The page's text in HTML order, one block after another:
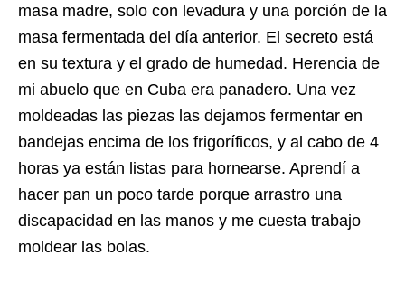
masa madre, solo con levadura y una porción de la
masa fermentada del día anterior. El secreto está
en su textura y el grado de humedad. Herencia de
mi abuelo que en Cuba era panadero. Una vez
moldeadas las piezas las dejamos fermentar en
bandejas encima de los frigoríficos, y al cabo de 4
horas ya están listas para hornearse. Aprendí a
hacer pan un poco tarde porque arrastro una
discapacidad en las manos y me cuesta trabajo
moldear las bolas.